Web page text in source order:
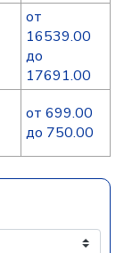
от
16539.00
до
17691.00
от 699.00
до 750.00